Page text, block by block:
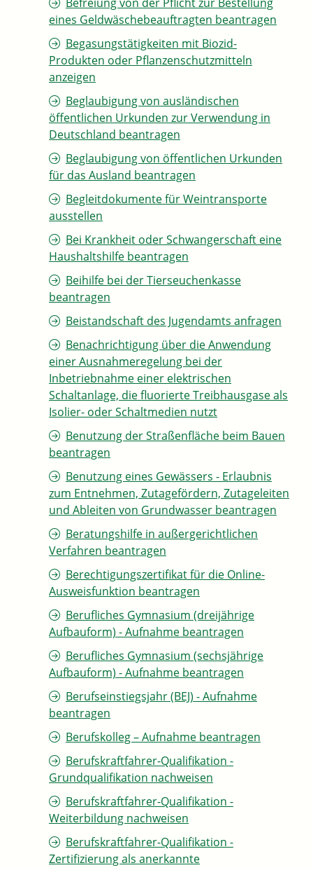
eines Geldwäschebeauftragten beantragen
Begasungstätigkeiten mit Biozid-
Produkten oder Pflanzenschutzmitteln
anzeigen
Beglaubigung von ausländischen
öffentlichen Urkunden zur Verwendung in
Deutschland beantragen
Beglaubigung von öffentlichen Urkunden
für das Ausland beantragen
Begleitdokumente für Weintransporte
ausstellen
Bei Krankheit oder Schwangerschaft eine
Haushaltshilfe beantragen
Beihilfe bei der Tierseuchenkasse
beantragen
Beistandschaft des Jugendamts anfragen
Benachrichtigung über die Anwendung
einer Ausnahmeregelung bei der
Inbetriebnahme einer elektrischen
Schaltanlage, die fluorierte Treibhausgase als
Isolier- oder Schaltmedien nutzt
Benutzung der Straßenfläche beim Bauen
beantragen
Benutzung eines Gewässers - Erlaubnis
zum Entnehmen, Zutagefördern, Zutageleiten
und Ableiten von Grundwasser beantragen
Beratungshilfe in außergerichtlichen
Verfahren beantragen
Berechtigungszertifikat für die Online-
Ausweisfunktion beantragen
Berufliches Gymnasium (dreijährige
Aufbauform) - Aufnahme beantragen
Berufliches Gymnasium (sechsjährige
Aufbauform) - Aufnahme beantragen
Berufseinstiegsjahr (BEJ) - Aufnahme
beantragen
Berufskolleg – Aufnahme beantragen
Berufskraftfahrer-Qualifikation -
Grundqualifikation nachweisen
Berufskraftfahrer-Qualifikation -
Weiterbildung nachweisen
Berufskraftfahrer-Qualifikation -
Zertifizierung als anerkannte